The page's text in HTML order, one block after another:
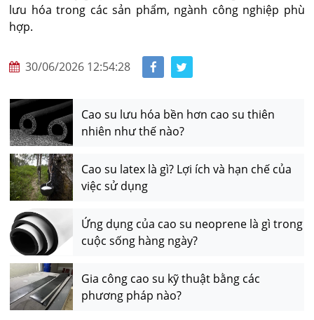
lưu hóa trong các sản phẩm, ngành công nghiệp phù
hợp.
30/06/2026 12:54:28
Cao su lưu hóa bền hơn cao su thiên
nhiên như thế nào?
Cao su latex là gì? Lợi ích và hạn chế của
việc sử dụng
Ứng dụng của cao su neoprene là gì trong
cuộc sống hàng ngày?
Gia công cao su kỹ thuật bằng các
phương pháp nào?